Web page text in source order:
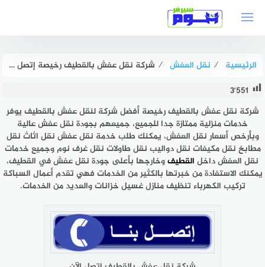
الرئيسية ⁄ نقل العفش ⁄ شركة نقل عفش بالقطيف رخيصة إتصل الآن خصم 47% هوم سيرفر
3٬551
شركة نقل عفش بالقطيف رخيصة أفضل شركة لنقل عفش بالقطيف يوفر
خدمات منزلية ممتازة جدا للجميع، جميعهم بجودة نقل عفش عالية
وبأرخص أسعار نقل العفش، يمكنك طلب خدمة نقل عفش نقل اثاث نقل
مطابخ نقل مكيفات نقل دواليب نقل طاولات نقل غرف نوم وجميع خدمات
نقل العفش داخل القطيفوخارجها بأعلى جودة نقل عفش في القطيف،
يمكنك الاستفادة من خبرتها بالكثير من الخدمات فهي تقدم أعمال السباكة
تركيب الكهرباء تنظيف منازل غسيل خزانات والعديد من الخدمات.